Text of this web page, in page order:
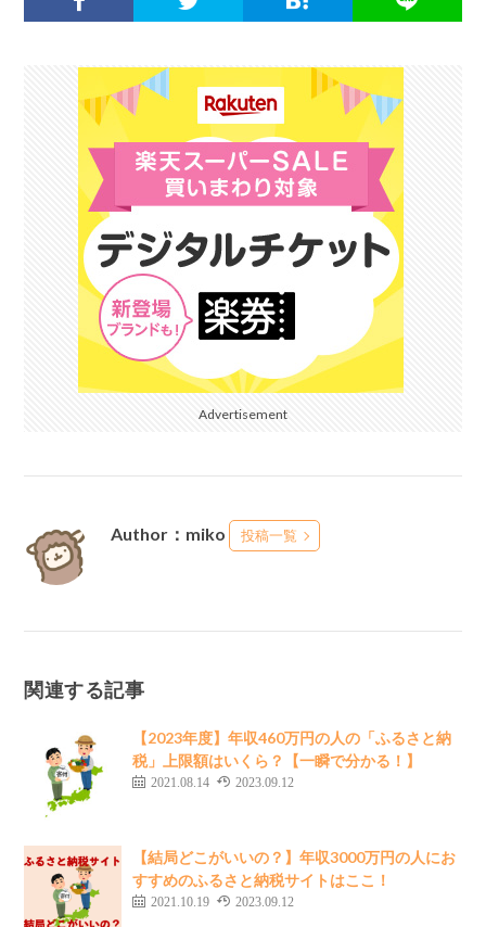
Advertisement
Author：miko 投稿一覧
関連する記事
【2023年度】年収460万円の人の「ふるさと納
税」上限額はいくら？【一瞬で分かる！】
2021.08.14 2023.09.12
【結局どこがいいの？】年収3000万円の人にお
すすめのふるさと納税サイトはここ！
2021.10.19 2023.09.12